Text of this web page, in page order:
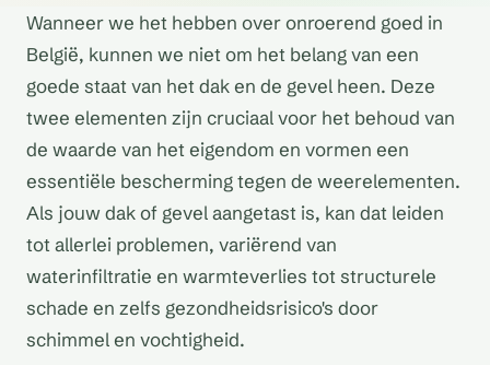
Wanneer we het hebben over onroerend goed in
België, kunnen we niet om het belang van een
goede staat van het dak en de gevel heen. Deze
twee elementen zijn cruciaal voor het behoud van
de waarde van het eigendom en vormen een
essentiële bescherming tegen de weerelementen.
Als jouw dak of gevel aangetast is, kan dat leiden
tot allerlei problemen, variërend van
waterinfiltratie en warmteverlies tot structurele
schade en zelfs gezondheidsrisico's door
schimmel en vochtigheid.